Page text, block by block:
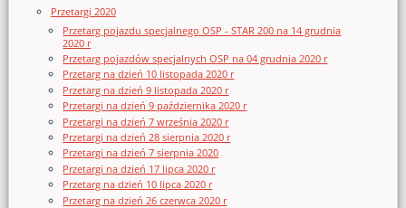
Przetargi 2020
Przetarg pojazdu specjalnego OSP - STAR 200 na 14 grudnia
2020 r
Przetarg pojazdów specjalnych OSP na 04 grudnia 2020 r
Przetarg na dzień 10 listopada 2020 r
Przetarg na dzień 9 listopada 2020 r
Przetargi na dzień 9 października 2020 r
Przetargi na dzień 7 września 2020 r
Przetargi na dzień 28 sierpnia 2020 r
Przetargi na dzień 7 sierpnia 2020
Przetargi na dzień 17 lipca 2020 r
Przetarg na dzień 10 lipca 2020 r
Przetarg na dzień 26 czerwca 2020 r